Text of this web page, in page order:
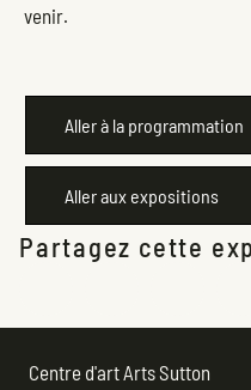
venir.
Aller à la programmation
Aller aux expositions
Partagez cette
Centre d'art Arts Sutton